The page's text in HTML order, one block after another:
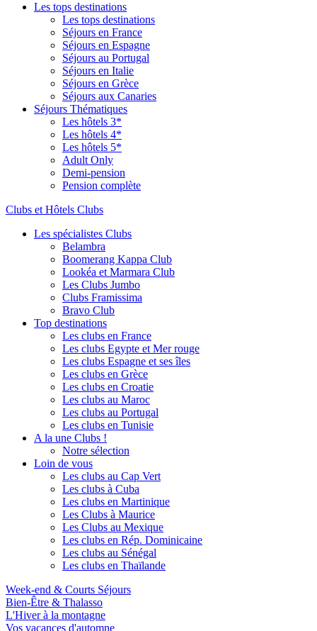
Les tops destinations
Les tops destinations
Séjours en France
Séjours en Espagne
Séjours au Portugal
Séjours en Italie
Séjours en Grèce
Séjours aux Canaries
Séjours Thématiques
Les hôtels 3*
Les hôtels 4*
Les hôtels 5*
Adult Only
Demi-pension
Pension complète
Clubs et Hôtels Clubs
Les spécialistes Clubs
Belambra
Boomerang Kappa Club
Lookéa et Marmara Club
Les Clubs Jumbo
Clubs Framissima
Bravo Club
Top destinations
Les clubs en France
Les clubs Egypte et Mer rouge
Les clubs Espagne et ses îles
Les clubs en Grèce
Les clubs en Croatie
Les clubs au Maroc
Les clubs au Portugal
Les clubs en Tunisie
A la une Clubs !
Notre sélection
Loin de vous
Les clubs au Cap Vert
Les clubs à Cuba
Les clubs en Martinique
Les Clubs à Maurice
Les Clubs au Mexique
Les clubs en Rép. Dominicaine
Les clubs au Sénégal
Les clubs en Thaïlande
Week-end & Courts Séjours
Bien-Être & Thalasso
L'Hiver à la montagne
Vos vacances d'automne